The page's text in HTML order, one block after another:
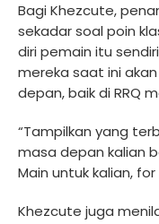
Bagi Khezcute,
sekadar soal poin
diri pemain itu
mereka saat ini
depan, baik di RRQ
“Tampilkan yang
masa depan kalian
Main untuk kalian, for
Khezcute juga